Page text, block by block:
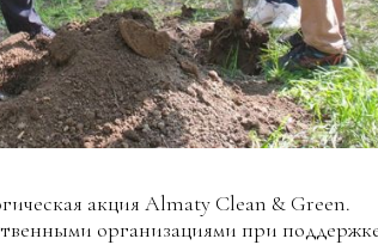
акция Almaty Clean & Green.
организациями при